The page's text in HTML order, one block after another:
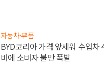
자동차·부품
BYD코리아 가격 앞세워 수입차
비에 소비자 불만 폭발